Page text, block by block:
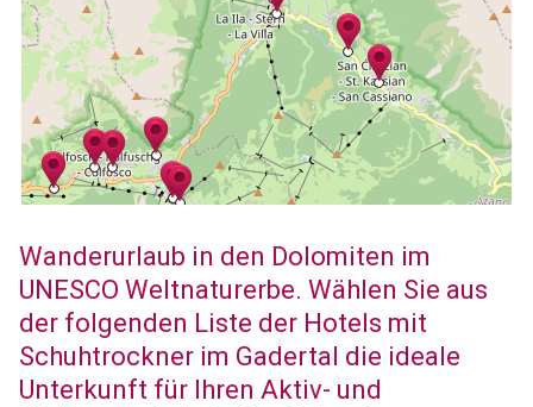
Wanderurlaub in den Dolomiten im
UNESCO Weltnaturerbe. Wählen Sie aus
der folgenden Liste der Hotels mit
Schuhtrockner im Gadertal die ideale
Unterkunft für Ihren Aktiv- und